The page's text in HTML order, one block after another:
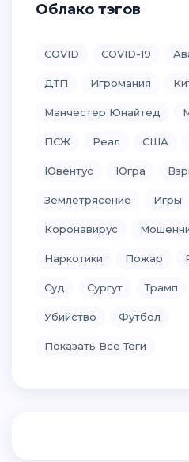
Облако тэгов
COVID COVID-19
ДТП Игромания
Манчестер Юнайтед
ПСЖ Реал США
Ювентус Югра
Землетрясение Игры
Коронавирус
Наркотики Пожар
Суд Сургут Трамп
Убийство Футбол
Показать Все Теги